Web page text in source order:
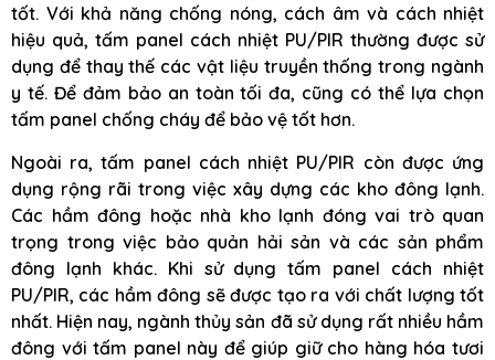
tốt. Với khả năng chống nóng, cách âm và cách nhiệt
hiệu quả, tấm panel cách nhiệt PU/PIR thường được sử
dụng để thay thế các vật liệu truyền thống trong ngành
y tế. Để đảm bảo an toàn tối đa, cũng có thể lựa chọn
tấm panel chống cháy để bảo vệ tốt hơn.
Ngoài ra, tấm panel cách nhiệt PU/PIR còn được ứng
dụng rộng rãi trong việc xây dựng các kho đông lạnh.
Các hầm đông hoặc nhà kho lạnh đóng vai trò quan
trọng trong việc bảo quản hải sản và các sản phẩm
đông lạnh khác. Khi sử dụng tấm panel cách nhiệt
PU/PIR, các hầm đông sẽ được tạo ra với chất lượng tốt
nhất. Hiện nay, ngành thủy sản đã sử dụng rất nhiều hầm
đông với tấm panel này để giúp giữ cho hàng hóa tươi